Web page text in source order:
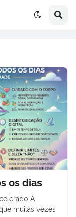
os dias
A
muitas vezes